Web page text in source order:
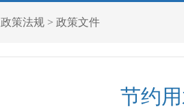
政策法规> 政策文件
节约